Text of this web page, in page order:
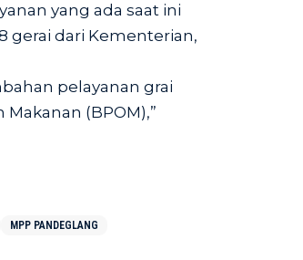
yang ada saat ini
gerai dari Kementerian,
pelayanan grai
(BPOM),”
MPP PANDEGLANG